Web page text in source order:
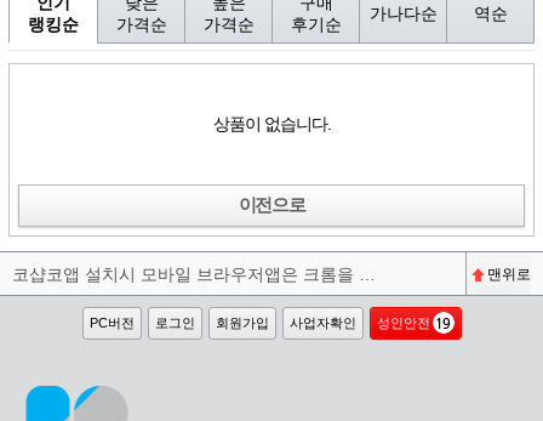
랭킹순
가격순
가격순
후기순
가나다순 역순
상품이 없습니다.
이전으로
맨위로
PC버전 로그인 회원가입 사업자확인 성인안전